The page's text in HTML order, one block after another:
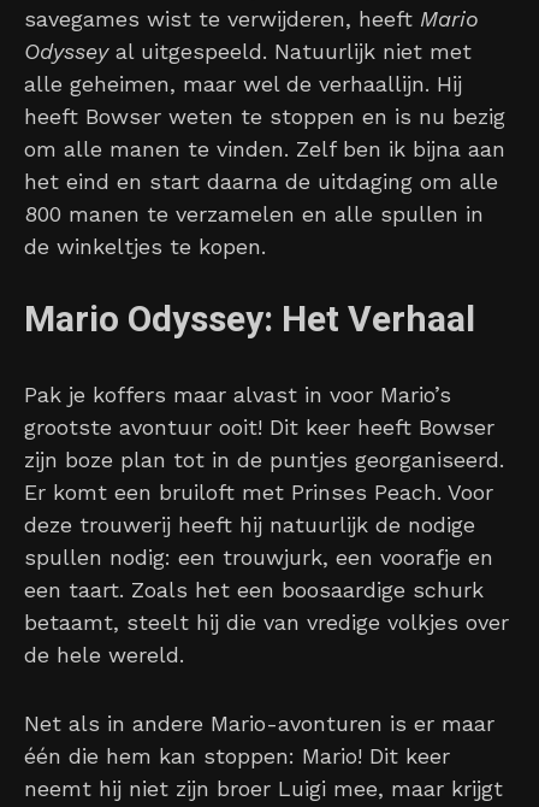
savegames wist te verwijderen, heeft Mario
Odysseyal uitgespeeld. Natuurlijk niet met
alle geheimen, maar wel de verhaallijn. Hij
heeft Bowser weten te stoppen en is nu bezig
om alle manen te vinden. Zelf ben ik bijna aan
het eind en start daarna de uitdaging om alle
800 manen te verzamelen en alle spullen in
de winkeltjes te kopen.
Mario Odyssey: Het Verhaal
Pak je koffers maar alvast in voor Mario’s
grootste avontuur ooit! Dit keer heeft Bowser
zijn boze plan tot in de puntjes georganiseerd.
Er komt een bruiloft met Prinses Peach. Voor
deze trouwerij heeft hij natuurlijk de nodige
spullen nodig: een trouwjurk, een voorafje en
een taart. Zoals het een boosaardige schurk
betaamt, steelt hij die van vredige volkjes over
de hele wereld.
Net als in andere Mario-avonturen is er maar
één die hem kan stoppen: Mario! Dit keer
neemt hij niet zijn broer Luigi mee, maar krijgt